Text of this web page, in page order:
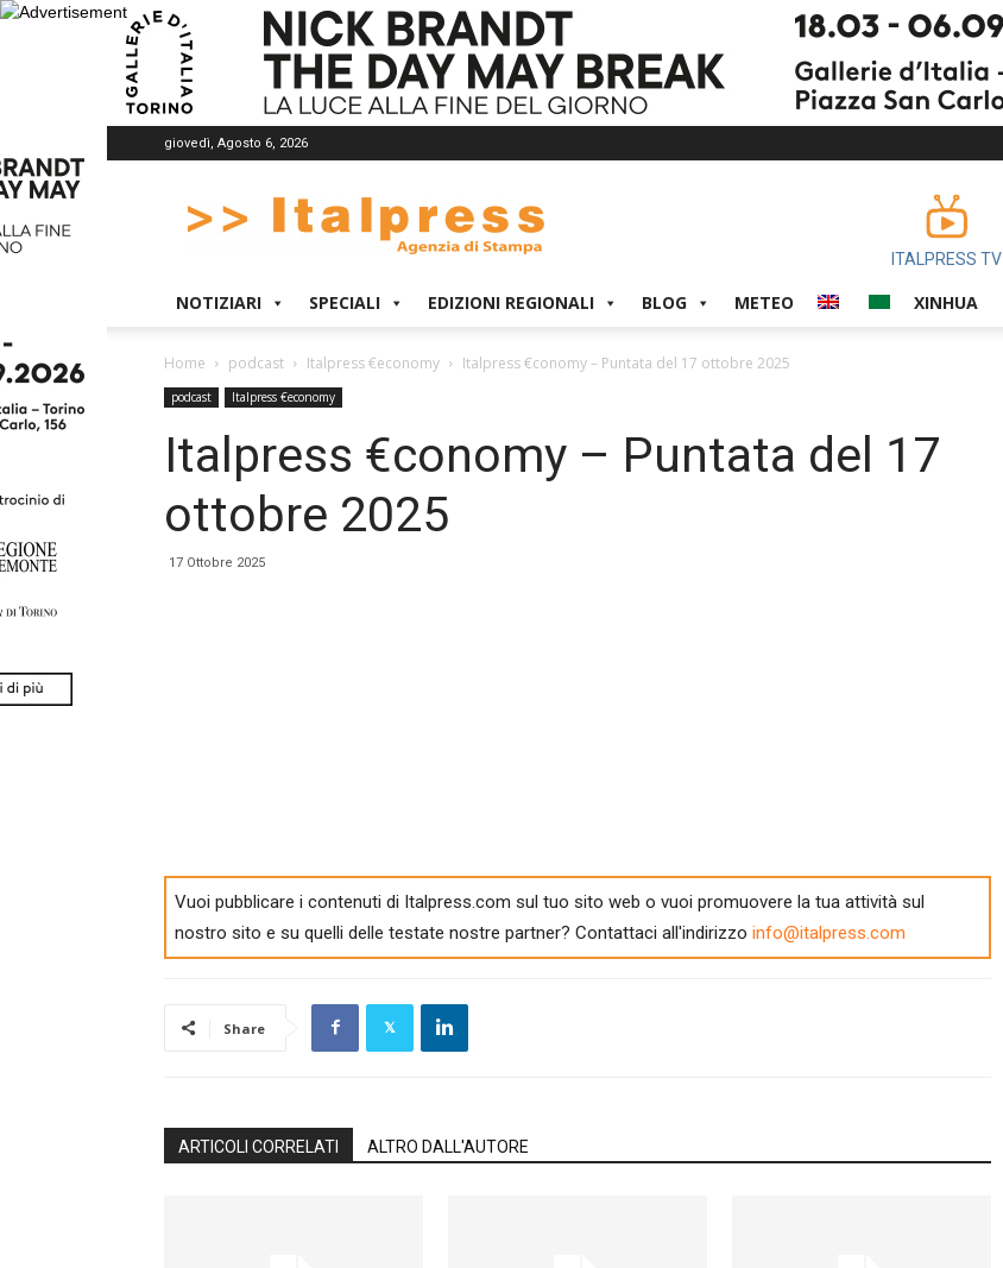
giovedì, Agosto 6, 2026
ITALPRESS TV
NOTIZIARI SPECIALI EDIZIONI REGIONALI BLOG METEO XINHUA
Home podcast Italpress €economy Italpress €conomy – Puntata del 17 ottobre 2025
podcast Italpress €economy
Italpress €conomy – Puntata del 17
ottobre 2025
17 Ottobre 2025
Vuoi pubblicare i contenuti di Italpress.com sul tuo sito web o vuoi promuovere la tua attività sul
nostro sito e su quelli delle testate nostre partner? Contattaci all'indirizzo info@italpress.com
Share
ARTICOLI CORRELATI ALTRO DALL'AUTORE